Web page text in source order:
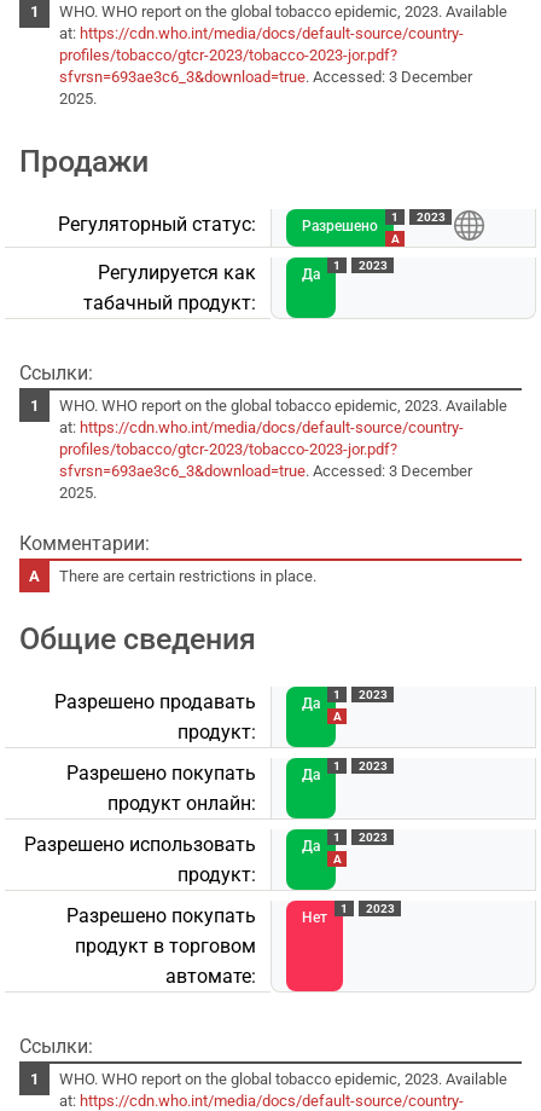
WHO. WHO report on the global tobacco epidemic, 2023. Available
at: https://cdn.who.int/media/docs/default-source/country-
profiles/tobacco/gtcr-2023/tobacco-2023-jor.pdf?
sfvrsn=693ae3c6_3&download=true. Accessed: 3 December
2025.
Продажи
Регуляторный статус: Разрешено
1
A
2023
Регулируется как
табачный продукт:
Да
1 2023
Ссылки:
WHO. WHO report on the global tobacco epidemic, 2023. Available
at: https://cdn.who.int/media/docs/default-source/country-
profiles/tobacco/gtcr-2023/tobacco-2023-jor.pdf?
sfvrsn=693ae3c6_3&download=true. Accessed: 3 December
2025.
Комментарии:
There are certain restrictions in place.
Общие сведения
Разрешено продавать
продукт:
Да
1
A
2023
Разрешено покупать
продукт онлайн:
Да
1 2023
Разрешено использовать
продукт:
Да
1
A
2023
Разрешено покупать
продукт в торговом
автомате:
Нет
1 2023
Ссылки:
WHO. WHO report on the global tobacco epidemic, 2023. Available
at: https://cdn.who.int/media/docs/default-source/country-